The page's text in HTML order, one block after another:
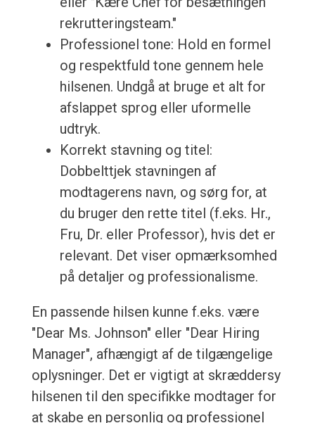
rekrutteringsteam."
Professionel tone: Hold en formel
og respektfuld tone gennem hele
hilsenen. Undgå at bruge et alt for
afslappet sprog eller uformelle
udtryk.
Korrekt stavning og titel:
Dobbelttjek stavningen af
modtagerens navn, og sørg for, at
du bruger den rette titel (f.eks. Hr.,
Fru, Dr. eller Professor), hvis det er
relevant. Det viser opmærksomhed
på detaljer og professionalisme.
En passende hilsen kunne f.eks. være
"Dear Ms. Johnson" eller "Dear Hiring
Manager", afhængigt af de tilgængelige
oplysninger. Det er vigtigt at skræddersy
hilsenen til den specifikke modtager for
at skabe en personlig og professionel